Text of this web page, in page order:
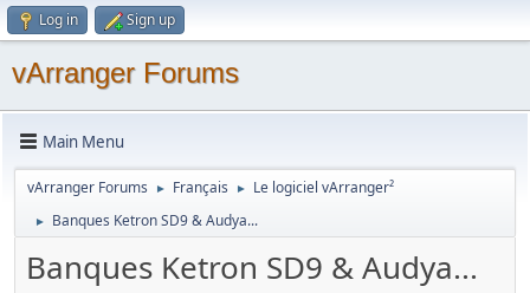
Log in Sign up
vArranger Forums
Main Menu
vArranger Forums ► Français ► Le logiciel vArranger²
► Banques Ketron SD9 & Audya...
Banques Ketron SD9 & Audya...